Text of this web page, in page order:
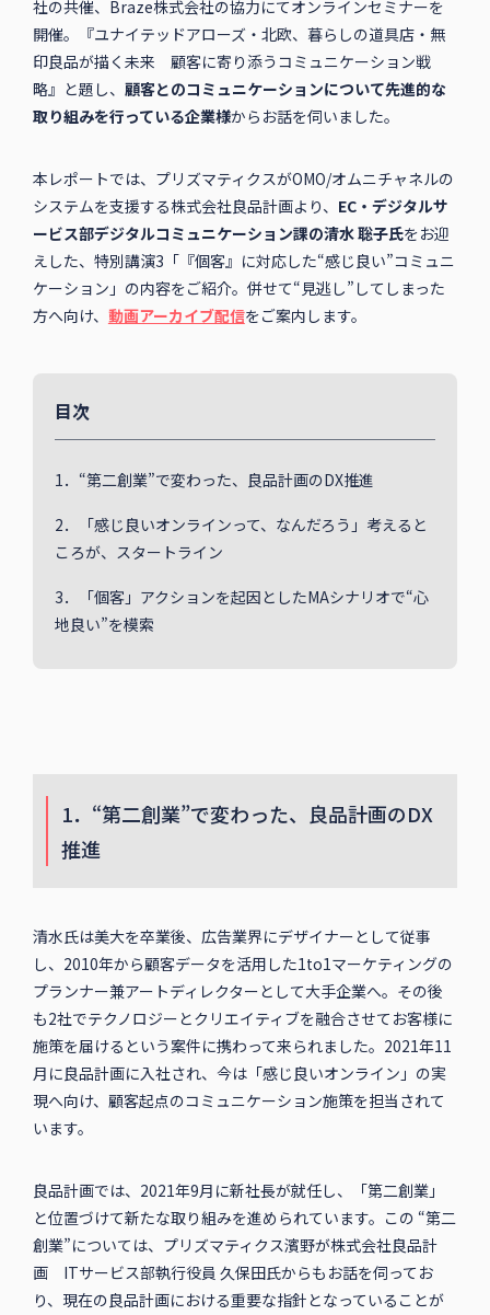
社の共催、Braze株式会社の協力にてオンラインセミナーを
開催。『ユナイテッドアローズ・北欧、暮らしの道具店・無
印良品が描く未来 顧客に寄り添うコミュニケーション戦
略』と題し、 顧客とのコミュニケーションについて先進的な
取り組みを行っている企業様からお話を伺いました。
本レポートでは、プリズマティクスがOMO/オムニチャネルの
システムを支援する株式会社良品計画より、 EC・デジタルサ
ービス部デジタルコミュニケーション課の清水 聡子氏をお迎
えした、特別講演3「『個客』に対応した“感じ良い”コミュニ
ケーション」の内容をご紹介。併せて“見逃し”してしまった
方へ向け、 動画アーカイブ配信をご案内します。
目次
1．“第二創業”で変わった、良品計画のDX推進
2．「感じ良いオンラインって、なんだろう」考えると
ころが、スタートライン
3．「個客」アクションを起因としたMAシナリオで“心
地良い”を模索
1．“第二創業”で変わった、良品計画のDX
推進
清水氏は美大を卒業後、広告業界にデザイナーとして従事
し、2010年から顧客データを活用した1to1マーケティングの
プランナー兼アートディレクターとして大手企業へ。その後
も2社でテクノロジーとクリエイティブを融合させてお客様に
施策を届けるという案件に携わって来られました。2021年11
月に良品計画に入社され、今は「感じ良いオンライン」の実
現へ向け、顧客起点のコミュニケーション施策を担当されて
います。
良品計画では、2021年9月に新社長が就任し、「第二創業」
と位置づけて新たな取り組みを進められています。この “第二
創業”については、プリズマティクス濱野が株式会社良品計
画 ITサービス部執行役員 久保田氏からもお話を伺ってお
り、現在の良品計画における重要な指針となっていることが